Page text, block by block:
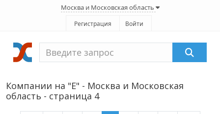
Москва и Московская область
Регистрация Войти
Компании на "E" - Москва и Московская
область - страница 4